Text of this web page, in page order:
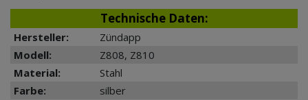
Technische Daten:
Hersteller:
Zündapp
Modell:
Z808, Z810
Material:
Stahl
Farbe:
silber